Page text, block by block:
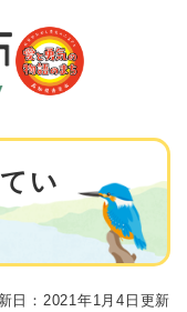
い
日：2021年1月4日更新